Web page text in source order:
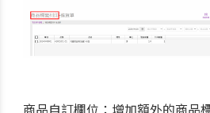
商品自訂欄位：增加額外的商品